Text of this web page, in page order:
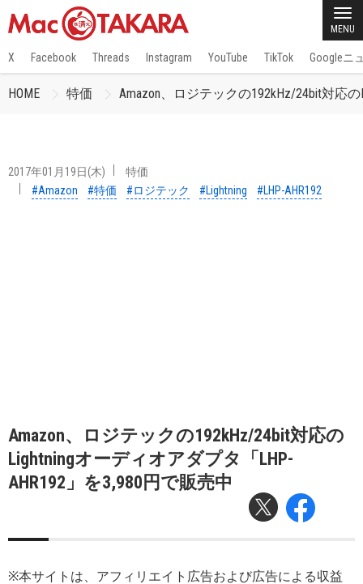
MENU
X Facebook Threads Instagram YouTube TikTok Googleニ
HOME 特価 Amazon、ロジテックの192kHz/24bit対応
2017年01月19日(木)
特価
#Amazon
#特価 #ロジテック #Lightning #LHP-AHR192
Amazon、ロジテックの192kHz/24bit対応の
Lightningオーディオアダプタ「LHP-
AHR192」を3,980円で販売中
※本サイトは、アフィリエイト広告および広告による収益